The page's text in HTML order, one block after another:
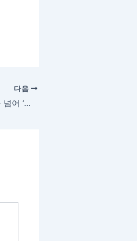
다음
네이버의 미래 전략’검색’을 넘어 ‘실행’으로, 통합 에이전트 ‘N’이그리는 새로운 표준